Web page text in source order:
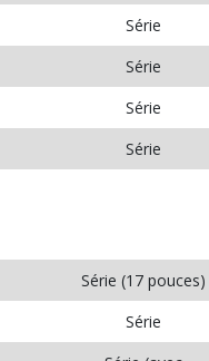
Série
Série
Série
Série
Série (17 pouces)
Série